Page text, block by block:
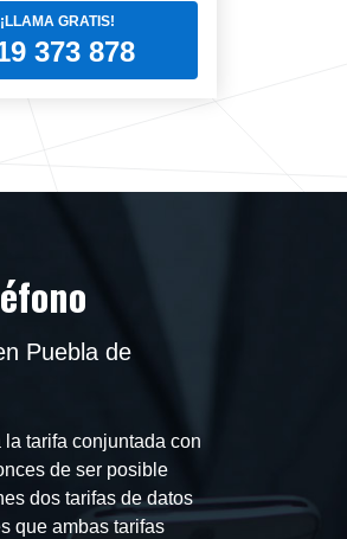
¡LLAMA GRATIS!
373 878
Puebla de
tarifa conjuntada con
de ser posible
dos tarifas de datos
que ambas tarifas